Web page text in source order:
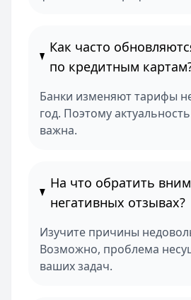
Как часто
по кредитным
Банки изменяют тарифы
год. Поэтому
важна.
На что обратить
негативных отзывах?
Изучите причины
Возможно, проблема
ваших задач.